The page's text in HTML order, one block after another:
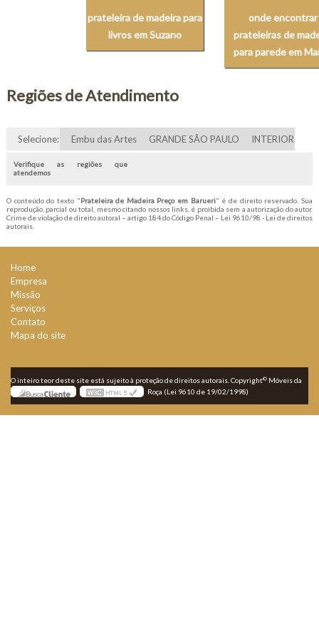
prateleira de madeira para
livros em Suzano
onde encontrar
prateleiras de
para parede em
Regiões de Atendimento
Selecione: Embu das Artes GRANDE SÃO PAULO INTERIOR
Verifique as regiões que
atendemos
O conteúdo do texto "Prateleira de Madeira Preço em Barueri" é de direito reservado. Sua
reprodução, parcial ou total, mesmo citando nossos links, é proibida sem a autorização do autor.
Crime de violação de direito autoral – artigo 184 do Código Penal – Lei 9610/98 - Lei de direitos
autorais.
Home
Empresa
Missão
Serviços
Contato
Mapa do site
O inteiro teor deste site está sujeito à proteção de direitos autorais. Copyright© Móveis da
Roça (Lei 9610 de 19/02/1998)